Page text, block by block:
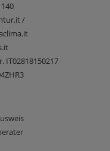
/
IT02818150217